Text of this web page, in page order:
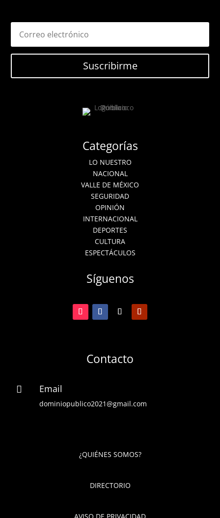
Suscribirme
Categorías
LO NUESTRO
NACIONAL
VALLE DE MÉXICO
SEGURIDAD
OPINIÓN
INTERNACIONAL
DEPORTES
CULTURA
ESPECTÁCULOS
Síguenos
Contacto
 Email
dominiopublico2021@gmail.com
¿QUIÉNES SOMOS?
DIRECTORIO